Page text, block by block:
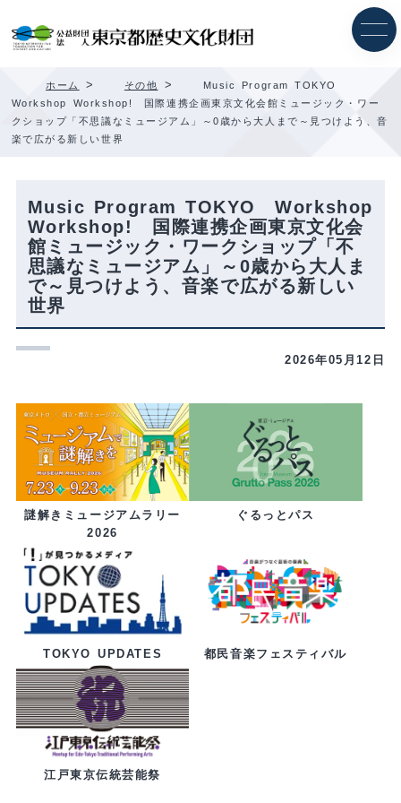
ッ
ホーム > その他 >
Music Program TOKYO
Workshop Workshop! 国際連携企画東京文化会館ミュージック・ワー
クショップ「不思議なミュージアム」～0歳から大人まで～見つけよう、音
楽で広がる新しい世界
Music Program TOKYO Workshop
Workshop! 国際連携企画東京文化会
館ミュージック・ワークショップ「不
思議なミュージアム」～0歳から大人ま
で～見つけよう、音楽で広がる新しい
世界
2026年05月12日
謎解きミュージアムラリー
2026
ぐるっとパス
TOKYO UPDATES 都民音楽フェスティバル
江戸東京伝統芸能祭